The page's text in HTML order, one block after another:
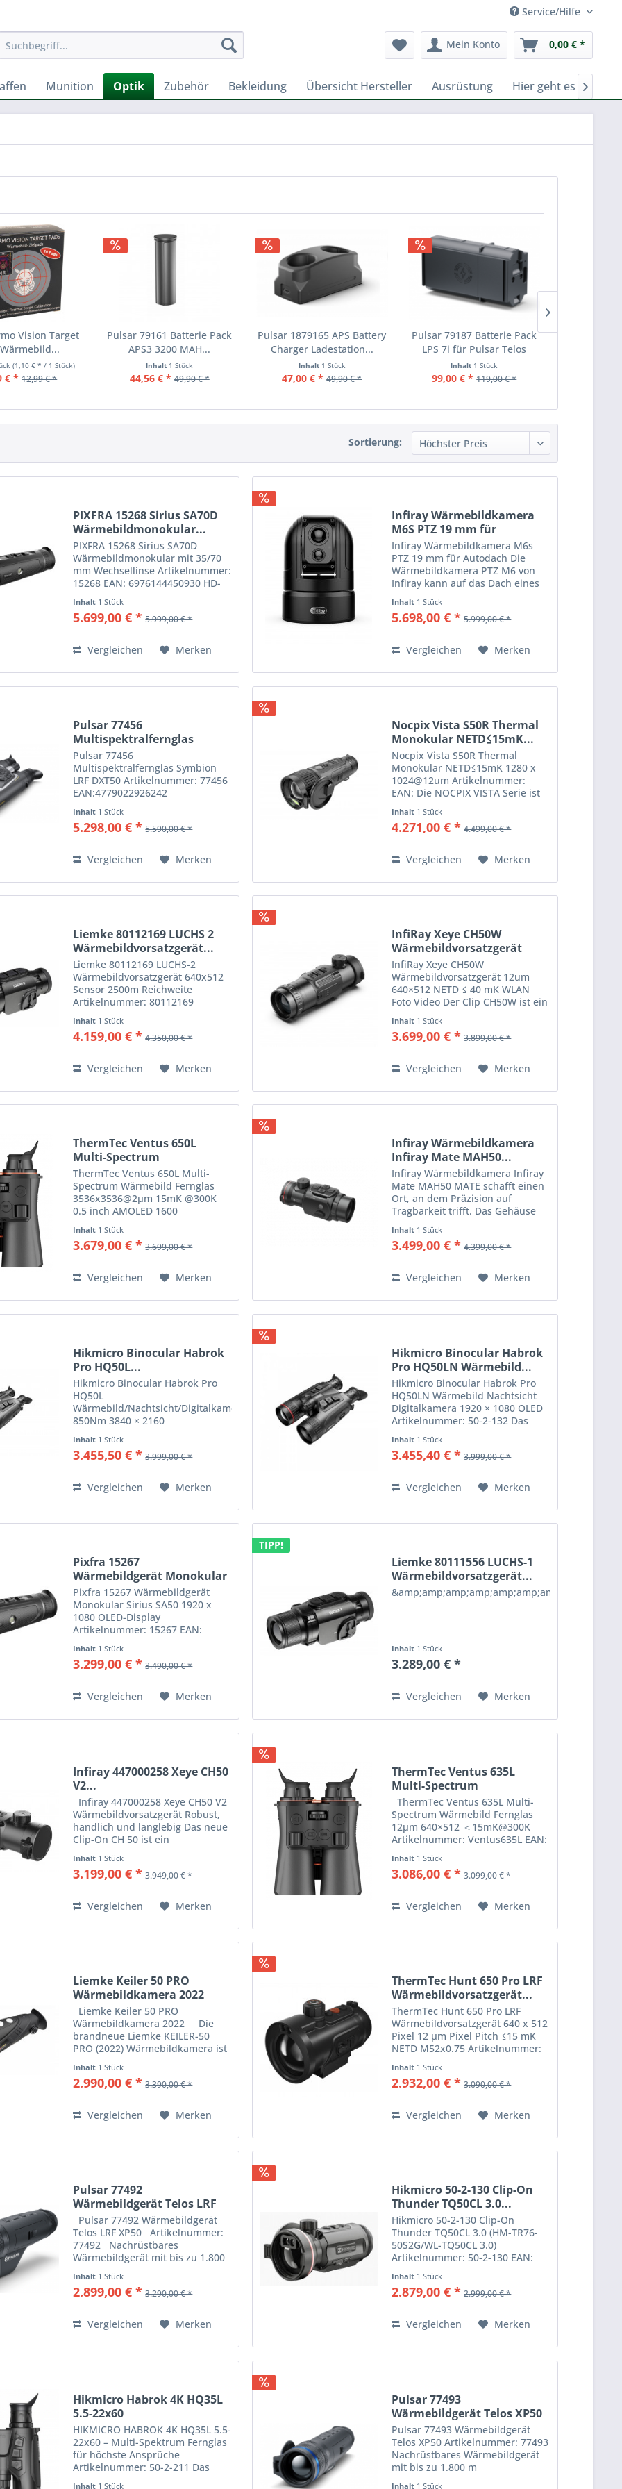
Service/Hilfe
Mein Konto 0,00 € *
Munition Optik Zubehör Bekleidung Übersicht Hersteller Ausrüstung Hier geht es zu

Vision Target
(1,10 € * / 1 Stück)
€ * 12,99 € *
Pulsar 79161 Batterie Pack
APS3 3200 MAH...
Inhalt 1 Stück
44,56 € * 49,90 € *
Pulsar 1879165 APS Battery
Charger Ladestation...
Inhalt 1 Stück
47,00 € * 49,90 € *
Pulsar 79187 Batterie Pack
LPS 7i für Pulsar Telos
Inhalt 1 Stück
99,00 € * 119,00 € *
Sortierung:
PIXFRA 15268 Sirius SA70D
Wärmebildmonokular...
PIXFRA 15268 Sirius SA70D
Wärmebildmonokular mit 35/70
mm Wechsellinse Artikelnummer:
15268 EAN: 6976144450930 HD-
mm Wechsellinse, 18 mK-Sensor,
KI-Bildkalibrierung und extrem
Inhalt 1 Stück
5.699,00 € * 5.999,00 € *
Vergleichen Merken
Infiray Wärmebildkamera
M6S PTZ 19 mm für
Autodach
Infiray Wärmebildkamera M6s
PTZ 19 mm für Autodach Die
Wärmebildkamera PTZ M6 von
Infiray kann auf das Dach eines
Außenbeobachtung. Mit einem
640 × 512 Pixel auflösenden
Infiray...
Inhalt 1 Stück
5.698,00 € * 5.999,00 € *
Vergleichen Merken
Pulsar 77456
Multispektralfernglas
Symbion LRF...
Pulsar 77456
Multispektralfernglas Symbion
LRF DXT50 Artikelnummer: 77456
EAN:4779022926242
Tag-/Nachtsichtfernglas Das
Symbion LRF DXT50 ist ein
Fernglas, das Wärmebild und...
Inhalt 1 Stück
5.298,00 € * 5.590,00 € *
Vergleichen Merken
Nocpix Vista S50R Thermal
Monokular NETD≤15mK...
Nocpix Vista S50R Thermal
Monokular NETD≤15mK 1280 x
1024@12um Artikelnummer:
EAN: Die NOCPIX VISTA Serie ist
am Markt. Es gibt hier
unterschiedliche Modelle alle
niedrigen NETD...
Inhalt 1 Stück
4.271,00 € * 4.499,00 € *
Vergleichen Merken
Liemke 80112169 LUCHS 2
Wärmebildvorsatzgerät...
Liemke 80112169 LUCHS-2
Wärmebildvorsatzgerät 640x512
Sensor 2500m Reichweite
Artikelnummer: 80112169
(Auflösung und Typ): 640x512
VOx Mikrobolometer ungekühlt
50 mm / F1.0...
Inhalt 1 Stück
4.159,00 € * 4.350,00 € *
Vergleichen Merken
InfiRay Xeye CH50W
Wärmebildvorsatzgerät
12um...
InfiRay Xeye CH50W
Wärmebildvorsatzgerät 12um
640×512 NETD ≤ 40 mK WLAN
Foto Video Der Clip CH50W ist ein
der als Infrarot-
Erweiterungsgerät des
Neben der Beibehaltung der...
Inhalt 1 Stück
3.699,00 € * 3.899,00 € *
Vergleichen Merken
ThermTec Ventus 650L
Multi-Spectrum
Wärmebild...
ThermTec Ventus 650L Multi-
Spectrum Wärmebild Fernglas
3536x3536@2μm 15mK @300K
0.5 inch AMOLED 1600
6975483700478 Das Ventus 650L
verfügt über einen
mit optimierter NETD...
Inhalt 1 Stück
3.679,00 € * 3.699,00 € *
Vergleichen Merken
Infiray Wärmebildkamera
Infiray Mate MAH50...
Infiray Wärmebildkamera Infiray
Mate MAH50 MATE schafft einen
Ort, an dem Präzision auf
Tragbarkeit trifft. Das Gehäuse
reduziert das Gewicht um 50 %
und verbessert die Präzision.
Inhalt 1 Stück
3.499,00 € * 4.399,00 € *
Vergleichen Merken
Hikmicro Binocular Habrok
Pro HQ50L...
Hikmicro Binocular Habrok Pro
HQ50L
Wärmebild/Nachtsicht/Digitalkamera
850Nm 3840 × 2160
HIKMICRO HABROK Pro HQ50L
Multi-Spektrum-Binocular
Wärmebild- und optische
Technologien, um selbst...
Inhalt 1 Stück
3.455,50 € * 3.999,00 € *
Vergleichen Merken
Hikmicro Binocular Habrok
Pro HQ50LN Wärmebild...
Hikmicro Binocular Habrok Pro
HQ50LN Wärmebild Nachtsicht
Digitalkamera 1920 × 1080 OLED
Artikelnummer: 50-2-132 Das
Multi-Spektrum-Binocular bietet
dir eine unvergleichliche
und...
Inhalt 1 Stück
3.455,40 € * 3.999,00 € *
Vergleichen Merken
Pixfra 15267
Wärmebildgerät Monokular
Sirius...
Pixfra 15267 Wärmebildgerät
Monokular Sirius SA50 1920 x
1080 OLED-Display
Artikelnummer: 15267 EAN:
leistungsstarkes Wärmebildgerät
mit HD-Sensor Das PIXFRA Sirius
Technologie...
Inhalt 1 Stück
3.299,00 € * 3.490,00 € *
Vergleichen Merken
TIPP!
Liemke 80111556 LUCHS-1
Wärmebildvorsatzgerät...
Inhalt 1 Stück
3.289,00 € *
Vergleichen Merken
Infiray 447000258 Xeye CH50
V2...
Infiray 447000258 Xeye CH50 V2
Wärmebildvorsatzgerät Robust,
handlich und langlebig Das neue
Clip-On CH 50 ist ein
Wärmebildgerät, das mit zwei
Arten von Okularen ausgestattet
Inhalt 1 Stück
3.199,00 € * 3.949,00 € *
Vergleichen Merken
ThermTec Ventus 635L
Multi-Spectrum
Wärmebild...
ThermTec Ventus 635L Multi-
Spectrum Wärmebild Fernglas
12μm 640×512 ＜15mK@300K
Artikelnummer: Ventus635L EAN:
Ventus Series Multi-Spectrum
Binocular kombiniert
Inhalt 1 Stück
3.086,00 € * 3.099,00 € *
Vergleichen Merken
Liemke Keiler 50 PRO
Wärmebildkamera 2022
mit...
Liemke Keiler 50 PRO
Wärmebildkamera 2022 Die
brandneue Liemke KEILER-50
PRO (2022) Wärmebildkamera ist
passionierten Feldjäger, der auf
Distanz keine Kompromisse
Inhalt 1 Stück
2.990,00 € * 3.390,00 € *
Vergleichen Merken
ThermTec Hunt 650 Pro LRF
Wärmebildvorsatzgerät...
ThermTec Hunt 650 Pro LRF
Wärmebildvorsatzgerät 640 x 512
Pixel 12 µm Pixel Pitch ≤15 mK
NETD M52x0.75 Artikelnummer:
650L Hunt 650L priorisiert eine
lange Reichweite mit...
Inhalt 1 Stück
2.932,00 € * 3.090,00 € *
Vergleichen Merken
Pulsar 77492
Wärmebildgerät Telos LRF
XP50...
Pulsar 77492 Wärmebildgerät
Telos LRF XP50 Artikelnummer:
77492 Nachrüstbares
Wärmebildgerät mit bis zu 1.800
Hochauflösender Wärmebild-
Sensor 640x480 / 17 µm / NETD
Inhalt 1 Stück
2.899,00 € * 3.290,00 € *
Vergleichen Merken
Hikmicro 50-2-130 Clip-On
Thunder TQ50CL 3.0...
Hikmicro 50-2-130 Clip-On
Thunder TQ50CL 3.0 (HM-TR76-
50S2G/WL-TQ50CL 3.0)
Artikelnummer: 50-2-130 EAN:
Thunder TQ50CL 3.0 – Ultimative
Präzision mit integrierter
Inhalt 1 Stück
2.879,00 € * 2.999,00 € *
Vergleichen Merken
Hikmicro Habrok 4K HQ35L
5.5-22x60
HIKMICRO HABROK 4K HQ35L 5.5-
22x60 – Multi-Spektrum Fernglas
für höchste Ansprüche
Artikelnummer: 50-2-211 Das
Inhalt 1 Stück
Pulsar 77493
Wärmebildgerät Telos XP50
640x480...
Pulsar 77493 Wärmebildgerät
Telos XP50 Artikelnummer: 77493
Nachrüstbares Wärmebildgerät
mit bis zu 1.800 m
Inhalt 1 Stück